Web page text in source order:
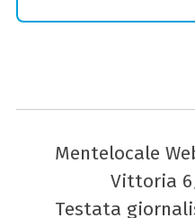
Mentelocale
Vittoria
Testata